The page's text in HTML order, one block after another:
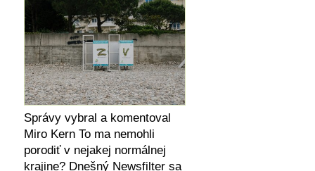
Správy vybral a komentoval
Miro Kern To ma nemohli
porodiť v nejakej normálnej
krajine? Dnešný Newsfilter sa